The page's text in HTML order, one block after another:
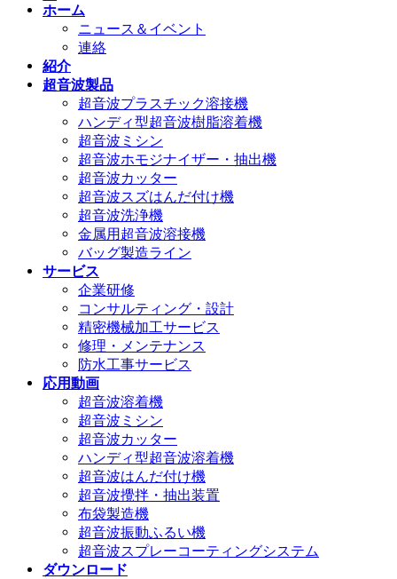
ホーム
ニュース＆イベント
連絡
紹介
超音波製品
超音波プラスチック溶接機
ハンディ型超音波樹脂溶着機
超音波ミシン
超音波ホモジナイザー・抽出機
超音波カッター
超音波スズはんだ付け機
超音波洗浄機
金属用超音波溶接機
バッグ製造ライン
サービス
企業研修
コンサルティング・設計
精密機械加工サービス
修理・メンテナンス
防水工事サービス
応用動画
超音波溶着機
超音波ミシン
超音波カッター
ハンディ型超音波溶着機
超音波はんだ付け機
超音波攪拌・抽出装置
布袋製造機
超音波振動ふるい機
超音波スプレーコーティングシステム
ダウンロード